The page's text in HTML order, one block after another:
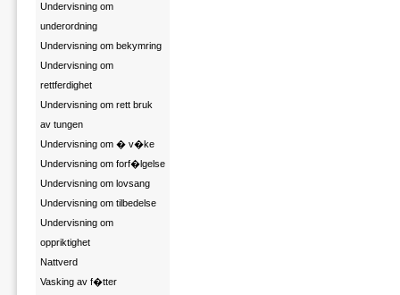
Undervisning om
underordning
Undervisning om bekymring
Undervisning om
rettferdighet
Undervisning om rett bruk
av tungen
Undervisning om � v�ke
Undervisning om forf�lgelse
Undervisning om lovsang
Undervisning om tilbedelse
Undervisning om
oppriktighet
Nattverd
Vasking av f�tter